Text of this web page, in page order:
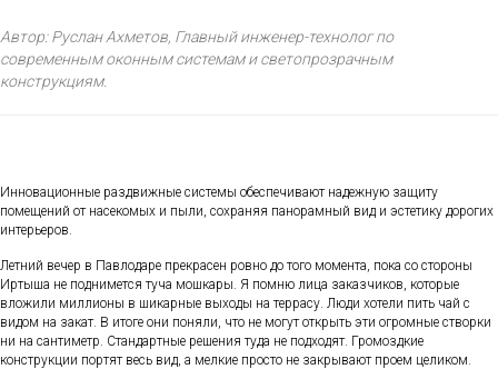
Автор: Руслан Ахметов, Главный инженер-технолог по
современным оконным системам и светопрозрачным
конструкциям.
Инновационные раздвижные системы обеспечивают надежную защиту
помещений от насекомых и пыли, сохраняя панорамный вид и эстетику дорогих
интерьеров.
Летний вечер в Павлодаре прекрасен ровно до того момента, пока со стороны
Иртыша не поднимется туча мошкары. Я помню лица заказчиков, которые
вложили миллионы в шикарные выходы на террасу. Люди хотели пить чай с
видом на закат. В итоге они поняли, что не могут открыть эти огромные створки
ни на сантиметр. Стандартные решения туда не подходят. Громоздкие
конструкции портят весь вид, а мелкие просто не закрывают проем целиком.